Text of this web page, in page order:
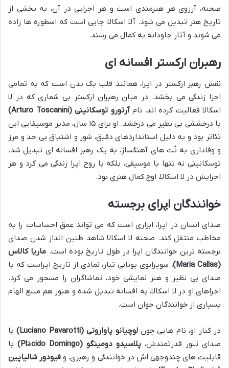
صحنه، آرزوی هر هنرمندی است و هر اجرایی در آن، به بخشی از
تاریخ هنر تبدیل می شود. آلا اسکالا جایی است که اسطوره ها زاده
می شوند و آثار جاودانه به کمال می رسند.
رهبران ارکستر افسانه ای
نقش رهبر ارکستر در اپرا، همانند قلب یک بدن است که به تمامی
اجزا زندگی می بخشد. در میان رهبران ارکستر بی شماری که در لا
اسکالا فعالیت کرده اند، نامآرتورو توسکانینی (Arturo Toscanini)
با درخششی بی نظیر می درخشد. او برای ۱۵ سال، مدیر موسیقایی این
تئاتر بود و به دلیل استانداردهای دقیق، شور و اشتیاق بی حد و مرز
و وفاداری به نُت های آهنگساز، به یک رهبر افسانه ای تبدیل شد.
توسکانینی نه تنها با موسیقی، بلکه با روح اپرا زندگی می کرد و هر
اجرایش در لا اسکالا، اوج کمال هنری بود.
خوانندگان اپرای برجسته
صدای انسان در اپرا، ابزاری است که می تواند عمق احساسات را به
مخاطب منتقل کند. صحنه لا اسکالا شاهد طنین انداز شدن صدای
برجسته ترین خوانندگان اپرا در طول تاریخ بوده است. ماریا کالاس
(Maria Callas)
، سوپرانوی یونانی تبار، نمادی از تاریخ اپراست که با
صدای بی نظیر و هنر نمایشی خود، تماشاگران را مسحور می کرد.
اجراهای او در لا اسکالا، به افسانه تبدیل شده و هنوز هم منبع الهام
بسیاری از خوانندگان جوان است.
در کنار او، نام هایی چونلوچیانو پاواروتی (Luciano Pavarotti)
با
صدای تنور قدرتمندش، پلاسیدو دومینگو (Plácido Domingo)
با
قابلیت های چندوجهی اش در خوانندگی و رهبری، و فیودور شالیاپین